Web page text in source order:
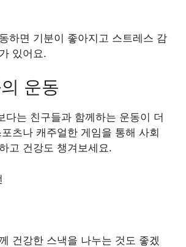
하면 기분이 좋아지고 스트레스 감
있어요.
운동
다는 친구들과 함께하는 운동이 더
츠나 캐주얼한 게임을 통해 사회
고 건강도 챙겨보세요.
건강한 스낵을 나누는 것도 좋겠